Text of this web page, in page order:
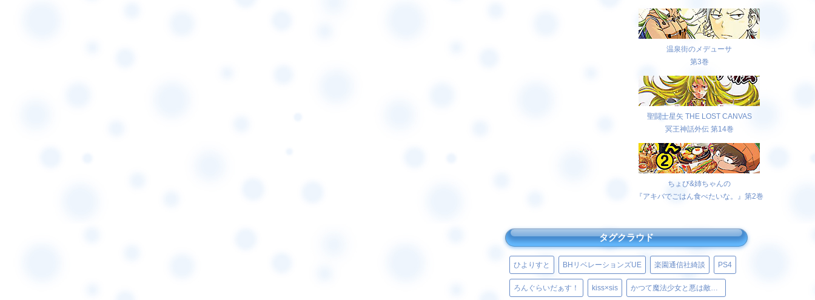
温泉街のメデューサ
第3巻
聖闘士星矢 THE LOST CANVAS
冥王神話外伝 第14巻
ちょび&姉ちゃんの
『アキバでごはん食べたいな。』第2巻
タグクラウド
ひよりすと BHリベレーションズUE 楽園通信社綺談 PS4
ろんぐらいだぁす！ kiss×sis かつて魔法少女と悪は敵対していた。